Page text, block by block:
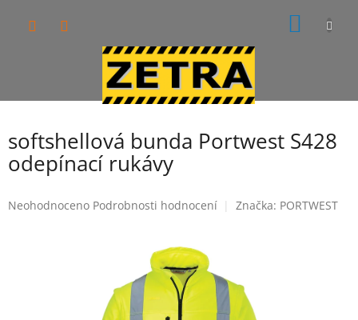
softshellová bunda Portwest S428
odepínací rukávy
Průměrné
Neohodnoceno Podrobnosti hodnocení Značka: PORTWEST